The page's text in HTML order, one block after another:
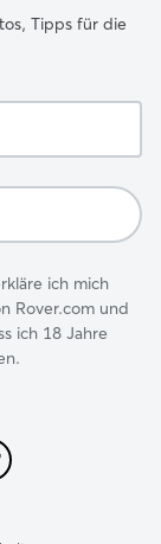
Tipps für die
ich mich
Rover.com und
ich 18 Jahre